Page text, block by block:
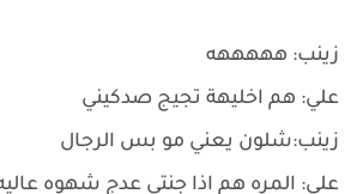
زينب: هههههه
علي: هم اخليهة تجيج صدكيني
زينب:شلون يعني مو بس الرجال
علي: المره هم اذا جنتي عدج شهوه